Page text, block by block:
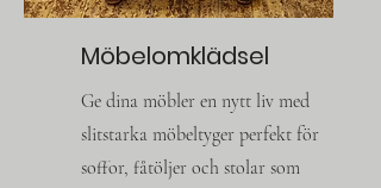
Möbelomklädsel
Ge dina möbler en nytt liv med
slitstarka möbeltyger perfekt för
soffor, fåtöljer och stolar som